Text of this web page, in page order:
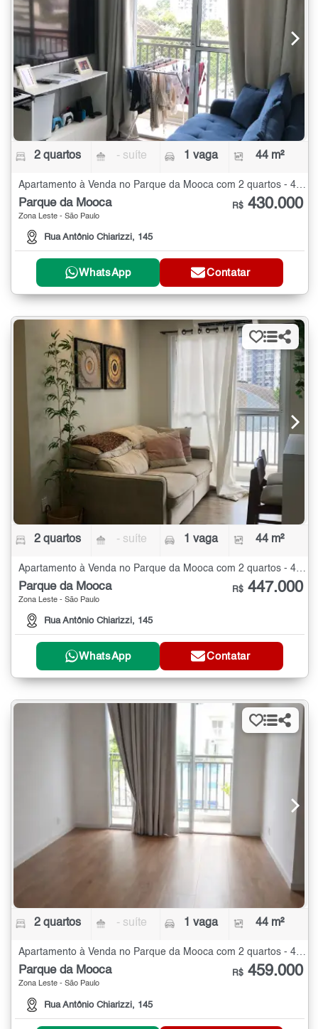
2 quartos - suíte 1 vaga 44 m²
Apartamento à Venda no Parque da Mooca com 2 quartos - 44 m²
Parque da Mooca
Zona Leste - São Paulo
Rua Antônio Chiarizzi, 145
R$ 430.000
WhatsApp Contatar
2 quartos - suíte 1 vaga 44 m²
Apartamento à Venda no Parque da Mooca com 2 quartos - 44 m²
Parque da Mooca
Zona Leste - São Paulo
Rua Antônio Chiarizzi, 145
R$ 447.000
WhatsApp Contatar
2 quartos - suíte 1 vaga 44 m²
Apartamento à Venda no Parque da Mooca com 2 quartos - 44 m²
Parque da Mooca
Zona Leste - São Paulo
Rua Antônio Chiarizzi, 145
R$ 459.000